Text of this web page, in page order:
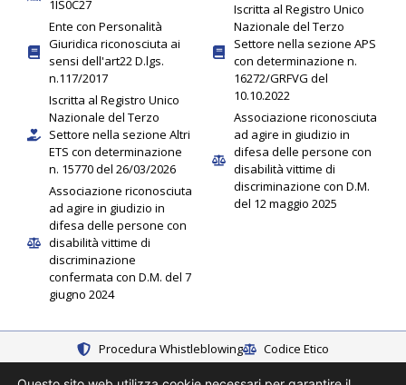
1IS0C27
Ente con Personalità
Giuridica riconosciuta ai
sensi dell'art22 D.lgs.
n.117/2017
Iscritta al Registro Unico
Nazionale del Terzo
Settore nella sezione Altri
ETS con determinazione
n. 15770 del 26/03/2026
Associazione riconosciuta
ad agire in giudizio in
difesa delle persone con
disabilità vittime di
discriminazione
confermata con D.M. del 7
giugno 2024
Iscritta al Registro Unico
Nazionale del Terzo
Settore nella sezione APS
con determinazione n.
16272/GRFVG del
10.10.2022
Associazione riconosciuta
ad agire in giudizio in
difesa delle persone con
disabilità vittime di
discriminazione con D.M.
del 12 maggio 2025
Procedura Whistleblowing Codice Etico